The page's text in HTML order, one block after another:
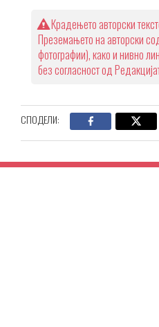
Крадењето авторски
Преземањето на авторски
фотографии), како и нивно
без согласност од
СПОДЕЛИ: